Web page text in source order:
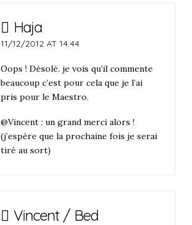
Haja
11/12/2012 AT 14:44
Oops ! Désolé. je vois qu’il commente
beaucoup c’est pour cela que je l’ai
pris pour le Maestro.
@Vincent : un grand merci alors !
(j’espère que la prochaine fois je serai
tiré au sort)
Vincent / Bed